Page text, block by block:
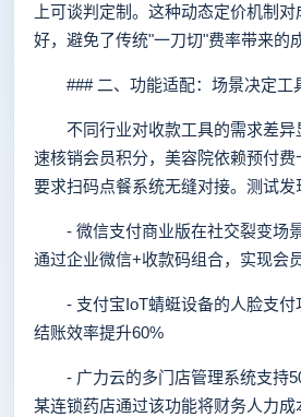
上可谈判定制。这种动态定价机制
好，避免了传统"一刀切"费率带来的
### 二、功能适配：场景决定工
不同行业对收款工具的需求差异
速核销会员积分，美容院依赖预付费
要求扫码点餐系统无缝对接。测试发
- 微信支付商业版在社交裂变场
通过企业微信+收款码组合，实现会
- 支付宝IoT蜻蜓设备的人脸支付
结账效率提升60%
- 广力云的多门店管理系统支持
某连锁药店通过该功能将财务人力成